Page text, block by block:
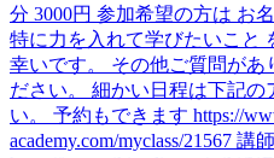
分 3000円 参加希望の方は お
特に力を入れて学びたいこと
幸いです。 その他ご質問があ
ださい。 細かい日程は下記の
い。 予約もできます https://
academy.com/myclass/21567